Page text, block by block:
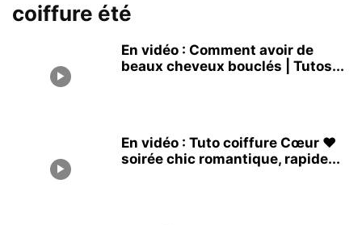
coiffure été
En vidéo : Comment avoir de
beaux cheveux bouclés | Tutos...
En vidéo : Tuto coiffure Cœur ❤
soirée chic romantique, rapide...